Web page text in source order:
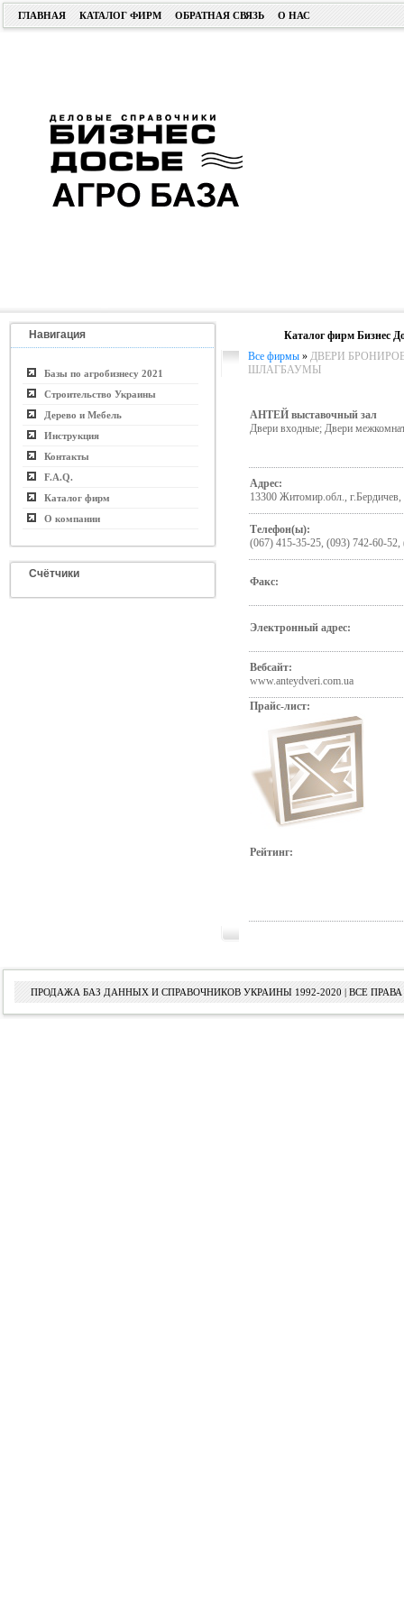
ГЛАВНАЯ КАТАЛОГ ФИРМ ОБРАТНАЯ СВЯЗЬ О НАС
Навигация
Базы по агробизнесу 2021
Строительство Украины
Дерево и Мебель
Инструкция
Контакты
F.A.Q.
Каталог фирм
О компании
Счётчики
Каталог фирм Бизнес
Все фирмы » ДВЕРИ
ШЛАГБАУМЫ
АНТЕЙ выставочный зал
Двери входные; Двери
Адрес:
13300 Житомир.обл., г.Бердичев,
Телефон(ы):
(067) 415-35-25, (093) 742-60-52,
Факс:
Электронный адрес:
Вебсайт:
www.anteydveri.com.ua
Прайс-лист:
Рейтинг:
ПРОДАЖА БАЗ ДАННЫХ И СПРАВОЧНИКОВ УКРАИНЫ 1992-2020 | ВСЕ